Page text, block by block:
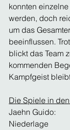
konnten
werden, doch
um das
beeinflussen.
blickt das Team
kommenden
Kampfgeist
Die Spiele in
Jaehn Guido:
Niederlage